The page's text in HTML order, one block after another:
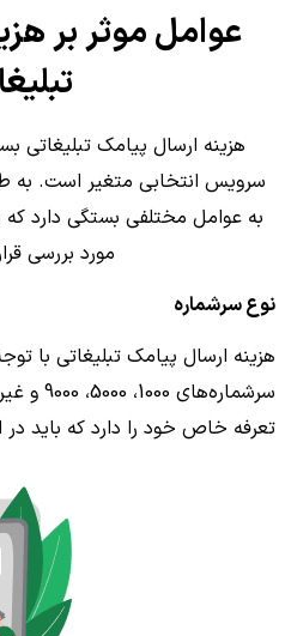
عوامل موثر بر
هزینه ارسال پیامک تبلیغاتی
سرویس انتخابی متغیر است. به
به عوامل مختلفی بستگی دارد که
مورد بررسی
نوع سرشماره
هزینه ارسال پیامک تبلیغاتی با
تعرفه خاص خود را دارد که باید